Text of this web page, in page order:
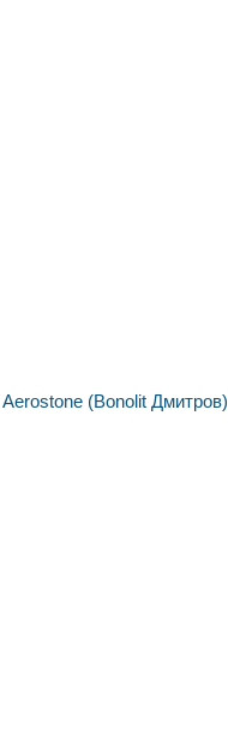
Aerostone (Bonolit Дмитров)